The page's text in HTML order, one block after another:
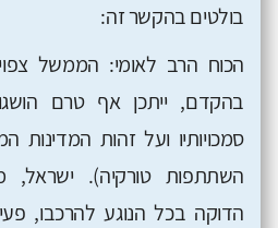
בולטים בהקשר זה:
הכוח הרב לאומי: הממשל
בהקדם, ייתכן אף טרם
סמכויותיו ועל זהות
השתתפות טורקיה).
הדוקה בכל הנוגע להרכבו,